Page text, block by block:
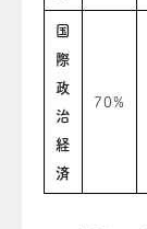
国
際
政
治
経
済
70%